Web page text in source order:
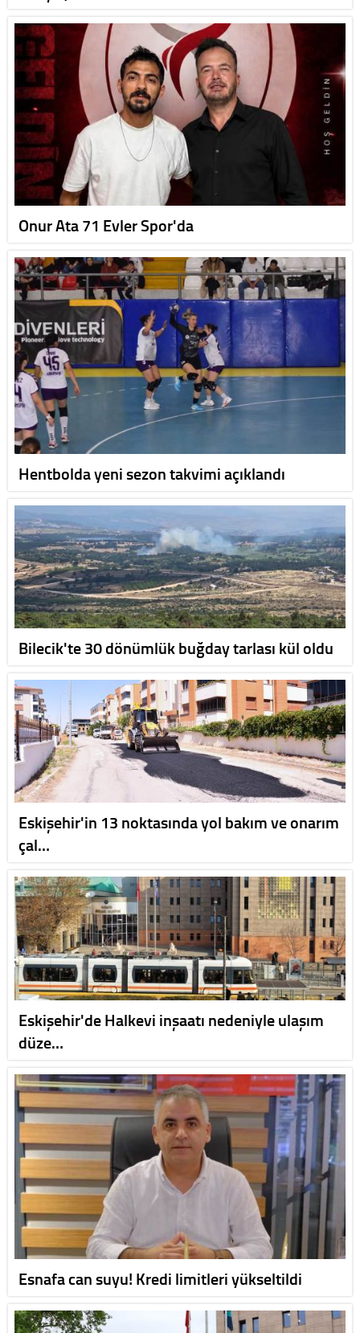
Onur Ata 71 Evler Spor'da
Hentbolda yeni sezon takvimi açıklandı
Bilecik'te 30 dönümlük buğday tarlası kül oldu
Eskişehir'in 13 noktasında yol bakım ve onarım
çal…
Eskişehir'de Halkevi inşaatı nedeniyle ulaşım
düze…
Esnafa can suyu! Kredi limitleri yükseltildi